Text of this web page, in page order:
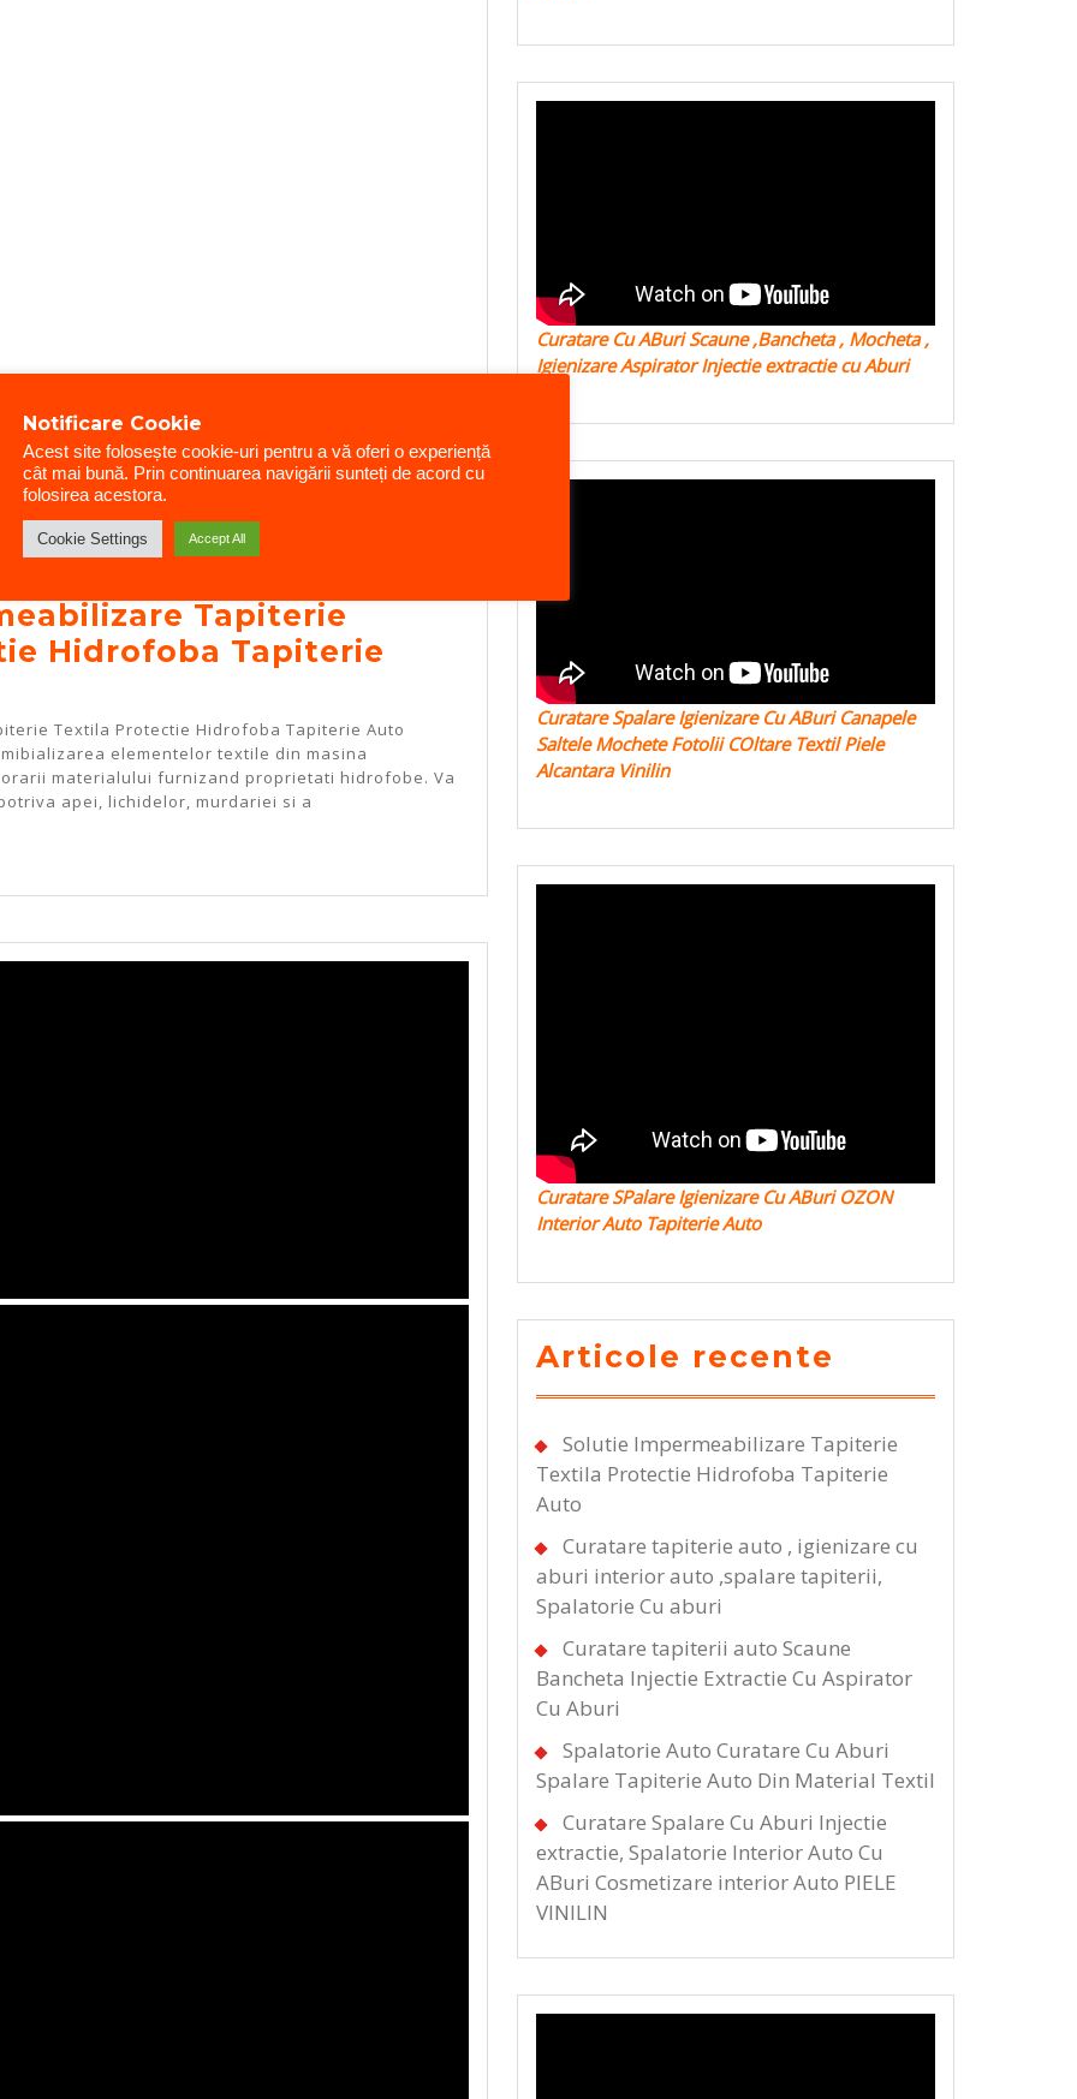
Tapiterie
Hidrofoba Tapiterie
Textila Protectie Hidrofoba Tapiterie Auto
elementelor textile din masina
materialului furnizand proprietati hidrofobe. Va
apei, lichidelor, murdariei si a
Curatare Cu ABuri Scaune ,Bancheta , Mocheta ,
Igienizare Aspirator Injectie extractie cu Aburi
Curatare Spalare Igienizare Cu ABuri Canapele
Saltele Mochete Fotolii COltare Textil Piele
Alcantara Vinilin
Curatare SPalare Igienizare Cu ABuri OZON
Interior Auto Tapiterie Auto
Articole recente
Solutie Impermeabilizare Tapiterie
Textila Protectie Hidrofoba Tapiterie
Auto
Curatare tapiterie auto , igienizare cu
aburi interior auto ,spalare tapiterii,
Spalatorie Cu aburi
Curatare tapiterii auto Scaune
Bancheta Injectie Extractie Cu Aspirator
Cu Aburi
Spalatorie Auto Curatare Cu Aburi
Spalare Tapiterie Auto Din Material Textil
Curatare Spalare Cu Aburi Injectie
extractie, Spalatorie Interior Auto Cu
ABuri Cosmetizare interior Auto PIELE
VINILIN
Notificare Cookie
Acest site folosește cookie-uri pentru a vă oferi o experiență
cât mai bună. Prin continuarea navigării sunteți de acord cu
folosirea acestora.
Cookie Settings Accept All